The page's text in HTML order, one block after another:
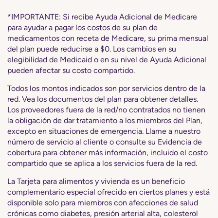
*IMPORTANTE: Si recibe Ayuda Adicional de Medicare
para ayudar a pagar los costos de su plan de
medicamentos con receta de Medicare, su prima mensual
del plan puede reducirse a $0. Los cambios en su
elegibilidad de Medicaid o en su nivel de Ayuda Adicional
pueden afectar su costo compartido.
Todos los montos indicados son por servicios dentro de la
red. Vea los documentos del plan para obtener detalles.
Los proveedores fuera de la red/no contratados no tienen
la obligación de dar tratamiento a los miembros del Plan,
excepto en situaciones de emergencia. Llame a nuestro
número de servicio al cliente o consulte su Evidencia de
cobertura para obtener más información, incluido el costo
compartido que se aplica a los servicios fuera de la red.
La Tarjeta para alimentos y vivienda es un beneficio
complementario especial ofrecido en ciertos planes y está
disponible solo para miembros con afecciones de salud
crónicas como diabetes, presión arterial alta, colesterol